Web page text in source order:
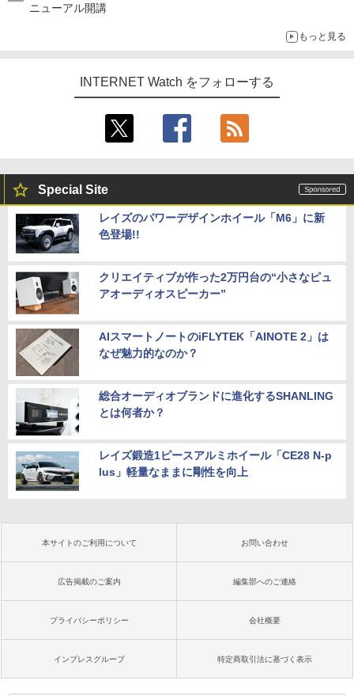
ニューアル開講
もっと見る
INTERNET Watch をフォローする
Special Site
レイズのパワーデザインホイール「M6」に新
色登場!!
クリエイティブが作った2万円台の“小さなピュ
アオーディオスピーカー”
AIスマートノートのiFLYTEK「AINOTE 2」は
なぜ魅力的なのか？
総合オーディオブランドに進化するSHANLING
とは何者か？
レイズ鍛造1ピースアルミホイール「CE28 N-p
lus」軽量なままに剛性を向上
本サイトのご利用について お問い合わせ
広告掲載のご案内 編集部へのご連絡
プライバシーポリシー 会社概要
インプレスグループ 特定商取引法に基づく表示